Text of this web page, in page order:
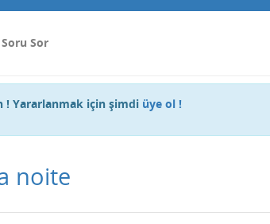
Sor
! Yararlanmak için şimdi üye ol !
noite